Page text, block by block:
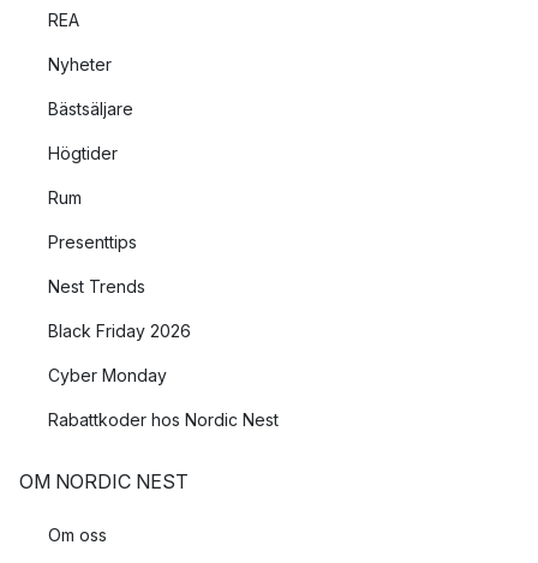
REA
Nyheter
Bästsäljare
Högtider
Rum
Presenttips
Nest Trends
Black Friday 2026
Cyber Monday
Rabattkoder hos Nordic Nest
OM NORDIC NEST
Om oss